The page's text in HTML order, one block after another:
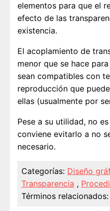
elementos para que el
efecto de las
existencia.
El acoplamiento de
menor que se hace
sean compatibles con
reproducción que
ellas (usualmente por
Pese a su utilidad, no
conviene evitarlo a no
necesario.
Categorías: Diseño
Transparencia ,
Términos relacionados: